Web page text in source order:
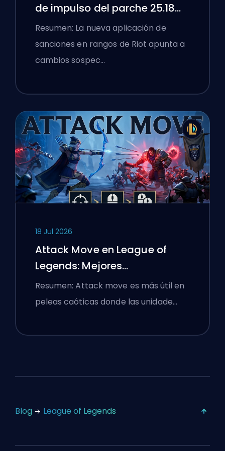
de impulso del parche 25.18
de League of Legends
Resumen: La nueva aplicación de
sanciones en rangos de Riot apunta a
cambios sospec…
18 Jul 2026
Attack Move en League of
Legends: Mejores
Configuraciones
Resumen: Attack move es más útil en
peleas caóticas donde las unidade…
Blog League of Legends